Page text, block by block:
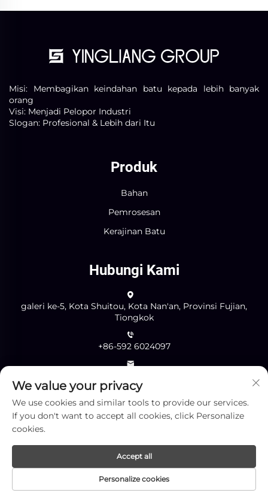
Misi: Membagikan keindahan batu kepada lebih banyak
orang
Visi: Menjadi Pelopor Industri
Slogan: Profesional & Lebih dari Itu
Produk
Bahan
Pemrosesan
Kerajinan Batu
Hubungi Kami
galeri ke-5, Kota Shuitou, Kota Nan'an, Provinsi Fujian,
Tiongkok
+86-592 6024097
Kirim
Hak Cipta © Xiamen Yingliang Stone Co.,Ltd. Semua Hak
Dilindungi Undang-Undang - Kebijakan Privasi
We value your privacy
We use cookies and similar tools to provide our services.
If you don't want to accept all cookies, click Personalize
cookies.
Personalize cookies
Accept all